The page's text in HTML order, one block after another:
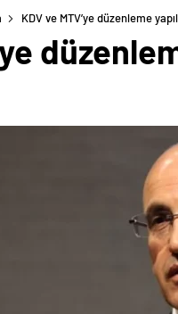
KDV ve MTV’ye düzenleme